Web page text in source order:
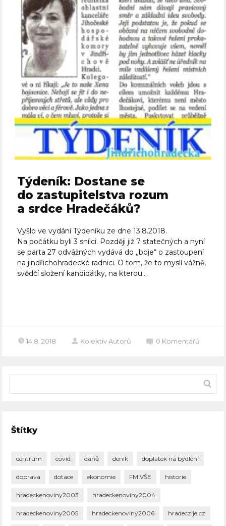
Týdeník: Dostane se
do zastupitelstva rozum
a srdce Hradečáků?
Vyšlo ve vydání Týdeníku ze dne 13.8.2018.
Na počátku byli 3 snílci. Později již 7 statečných a nyní
se parta 27 odvážných vydává do „boje“ o zastoupení
na jindřichohradecké radnici. O tom, že to myslí vážně,
svědčí složení kandidátky, na kterou...
14.8. 2018 Kolektiv Autorů 0 Komentářů
Štítky
centrum covid daně deník doplatek na bydlení
doprava dotace ekonomie FM VŠE historie
hradeckenoviny2003 hradeckenoviny2004
hradeckenoviny2005 hradeckenoviny2006 hradeczije.cz